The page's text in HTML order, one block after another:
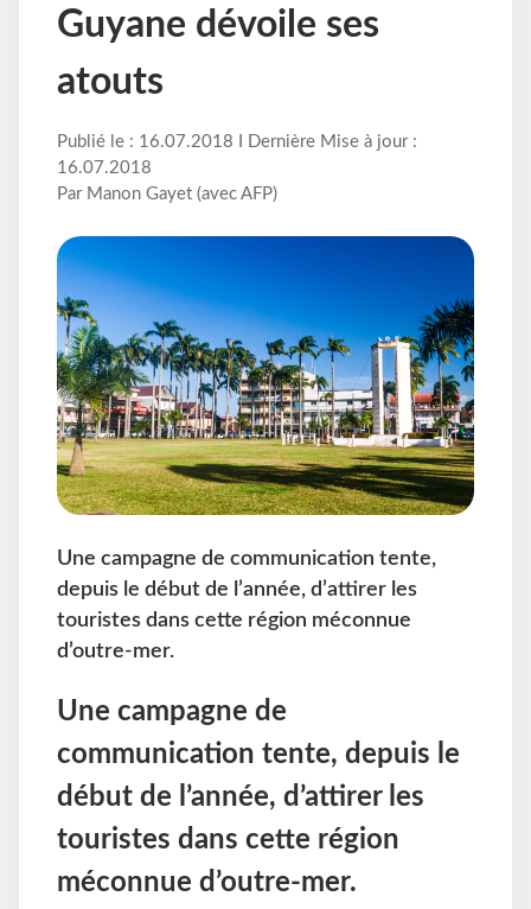
Guyane dévoile ses
atouts
Publié le : 16.07.2018 I Dernière Mise à jour :
16.07.2018
Par Manon Gayet (avec AFP)
Une campagne de communication tente,
depuis le début de l’année, d’attirer les
touristes dans cette région méconnue
d’outre-mer.
Une campagne de
communication tente, depuis le
début de l’année, d’attirer les
touristes dans cette région
méconnue d’outre-mer.